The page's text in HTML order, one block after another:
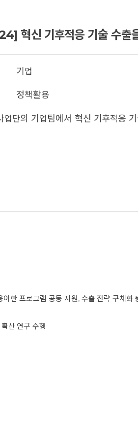
혁신 기후적응 기술 수출
기업
정책활용
업단의 기업팀에서 혁신 기후적응
한 프로그램 공동 지원, 수출 전략 구체화
산 연구 수행